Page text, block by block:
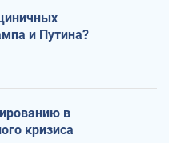
и Путина?
в
кризиса